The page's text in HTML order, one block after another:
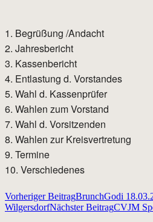
Begrüßung /Andacht
Jahresbericht
Kassenbericht
Entlastung d. Vorstandes
Wahl d. Kassenprüfer
Wahlen zum Vorstand
Wahl d. Vorsitzenden
Wahlen zur Kreisvertretung
Termine
Verschiedenes
Beitragsnavigation
Vorheriger BeitragBrunchGodi
WilgersdorfNächster BeitragCVJM